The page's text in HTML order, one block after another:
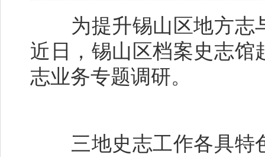
为提升锡山区地方志
近日，锡山区档案史志馆
志业务专题调研。
三地史志工作各具特